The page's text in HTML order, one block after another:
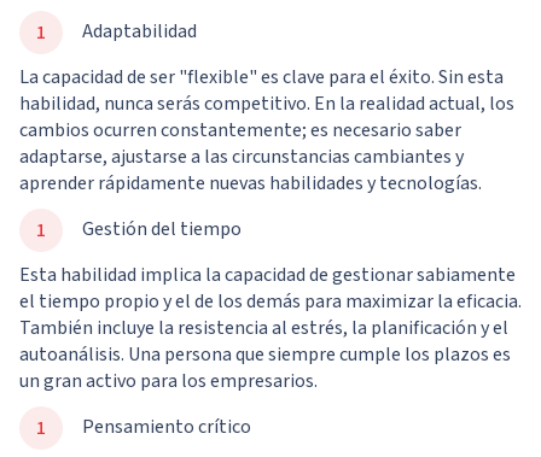
Adaptabilidad
La capacidad de ser "flexible" es clave para el éxito. Sin esta
habilidad, nunca serás competitivo. En la realidad actual, los
cambios ocurren constantemente; es necesario saber
adaptarse, ajustarse a las circunstancias cambiantes y
aprender rápidamente nuevas habilidades y tecnologías.
Gestión del tiempo
Esta habilidad implica la capacidad de gestionar sabiamente
el tiempo propio y el de los demás para maximizar la eficacia.
También incluye la resistencia al estrés, la planificación y el
autoanálisis. Una persona que siempre cumple los plazos es
un gran activo para los empresarios.
Pensamiento crítico